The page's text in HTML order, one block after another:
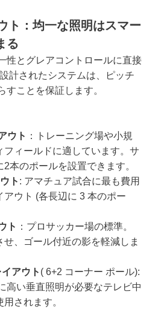
ト：均一な照明はスマー
る
性とグレアコントロールに直接
計されたシステムは、ピッチ
すことを保証します。
ウト ：トレーニング場や小規
フィールドに適しています。サ
本のポールを設置できます。
ト : アマチュア試合に最も費用
アウト (各長辺に 3 本のポー
ト ：プロサッカー場の標準。
、ゴール付近の影を軽減しま
アウト ( 6+2 コーナー ポール):
高い垂直照明が必要なテレビ中
されます。